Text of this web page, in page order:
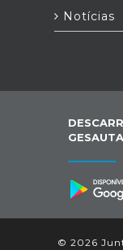
Notícias
© 2026